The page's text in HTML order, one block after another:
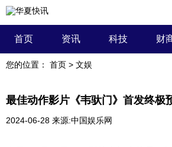
首页 资讯 科技 财
您的位置： 首页 > 文娱
最佳动作影片《韦驮门》首发终极
2024-06-28 来源:中国娱乐网